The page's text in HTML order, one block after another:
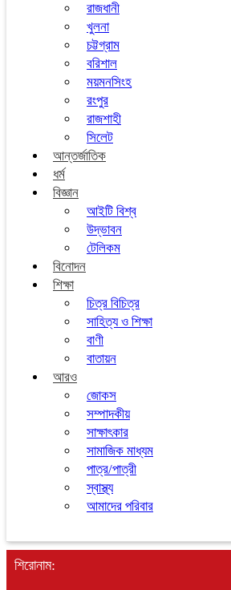
রাজধানী
খুলনা
চট্টগ্রাম
বরিশাল
ময়মনসিংহ
রংপুর
রাজশাহী
সিলেট
আন্তর্জাতিক
ধর্ম
বিজ্ঞান
আইটি বিশ্ব
উদ্ভাবন
টেলিকম
বিনোদন
শিক্ষা
চিত্র বিচিত্র
সাহিত্য ও শিক্ষা
বাণী
বাতায়ন
আরও
জোকস
সম্পাদকীয়
সাক্ষাৎকার
সামাজিক মাধ্যম
পাত্র/পাত্রী
স্বাস্থ্য
আমাদের পরিবার
শিরোনাম: